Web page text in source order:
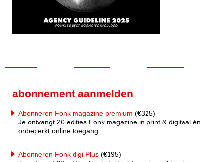
abonnement aanmelden
Abonneren Fonk magazine premium (€325)
Je ontvangt 26 edities Fonk magazine in print & digitaal én
onbeperkt online toegang
Abonneren Fonk digi Plus (€195)